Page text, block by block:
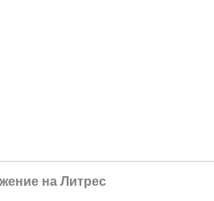
на Литрес